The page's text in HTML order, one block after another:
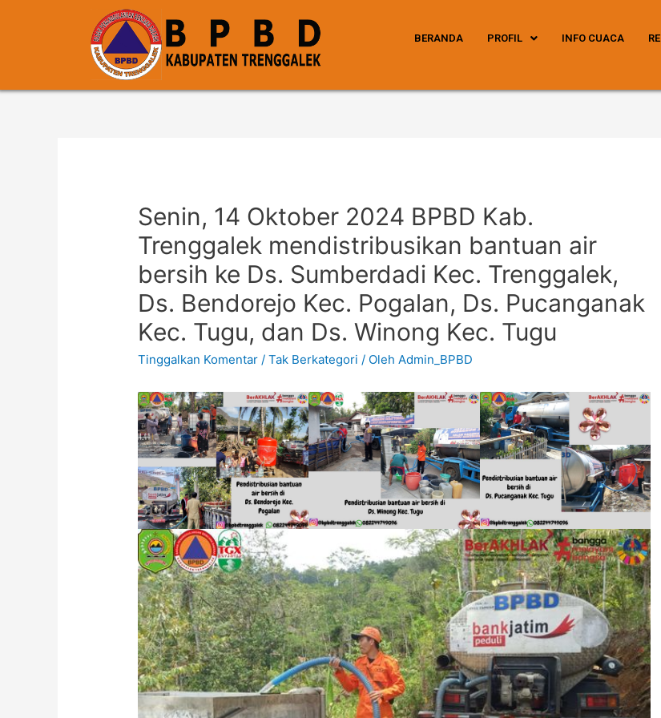
BERANDA PROFIL INFO CUACA
Senin, 14 Oktober 2024 BPBD Kab.
Trenggalek mendistribusikan bantuan air
bersih ke Ds. Sumberdadi Kec. Trenggalek,
Ds. Bendorejo Kec. Pogalan, Ds. Pucanganak
Kec. Tugu, dan Ds. Winong Kec. Tugu
Tinggalkan Komentar /Tak Berkategori / OlehAdmin_BPBD